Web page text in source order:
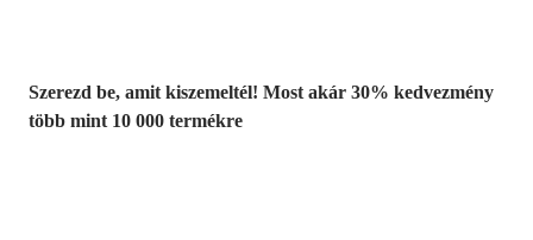
Szerezd be, amit kiszemeltél! Most akár 30% kedvezmény
több mint 10 000 termékre